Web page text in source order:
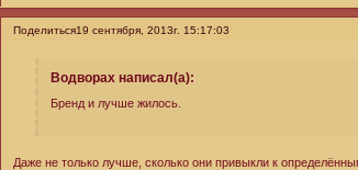
Поделиться19 сентября, 2013г. 15:17:03
Водворах написал(а):
Бренд и лучше жилось.
Даже не только лучше, сколько они привыкли к